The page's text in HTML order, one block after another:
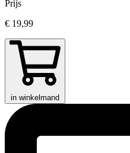
Prijs
€ 19,99
in winkelmand